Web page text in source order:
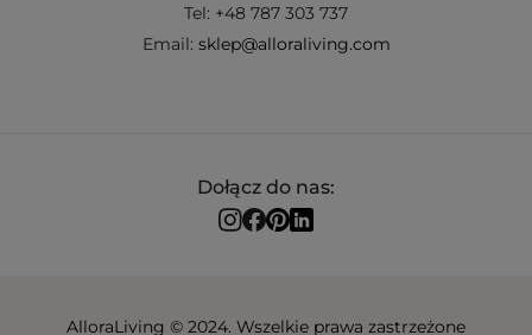
Tel: +48 787 303 737
Email: sklep@alloraliving.com
Dołącz do nas:
AlloraLiving © 2024. Wszelkie prawa zastrzeżone